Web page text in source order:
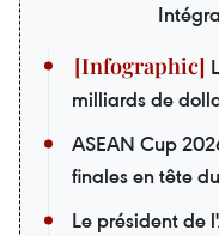
milliards de
ASEAN Cup
finales en tête
Le président de